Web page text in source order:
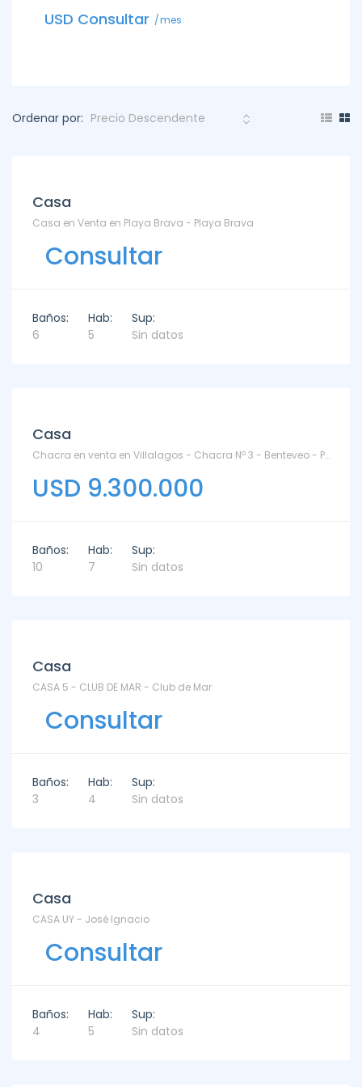
USD Consultar mes
Ordenar por:
Casa
Casa en Venta en Playa Brava - Playa Brava
Consultar
Baños:
6
Hab:
5
Sup:
Sin datos
Casa
Chacra en venta en Villalagos - Chacra Nº 3 - Benteveo - Punta Piedras
USD 9.300.000
Baños:
10
Hab:
7
Sup:
Sin datos
Casa
CASA 5 - CLUB DE MAR - Club de Mar
Consultar
Baños:
3
Hab:
4
Sup:
Sin datos
Casa
CASA UY - José Ignacio
Consultar
Baños:
4
Hab:
5
Sup:
Sin datos